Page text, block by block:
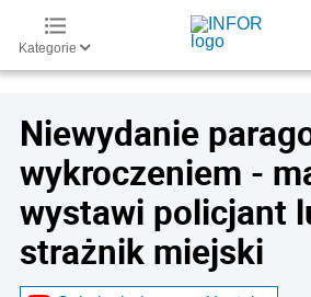
Kategorie
Niewydanie
wykroczeniem -
wystawi policjant
strażnik miejski